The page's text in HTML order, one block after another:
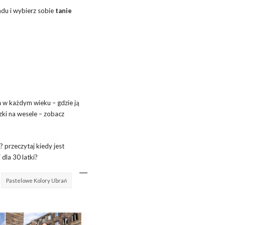
i wybierz sobie tanie
każdym wieku – gdzie ją
na wesele – zobacz
przeczytaj kiedy jest
dla 30 latki?
Pastelowe Kolory Ubrań